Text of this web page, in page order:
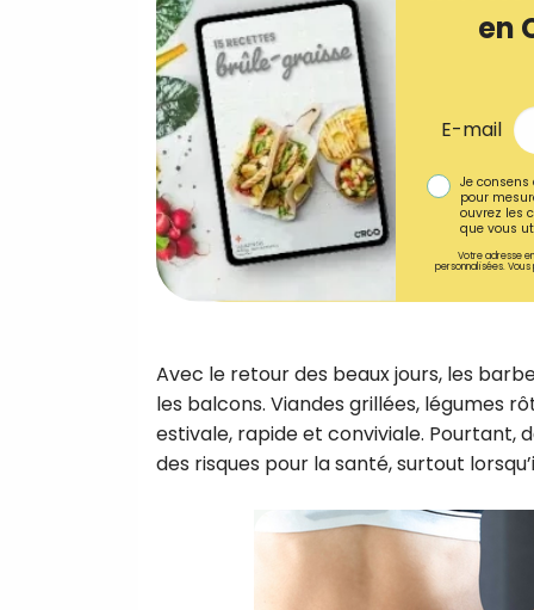
en
E-mail
Je
pour
ouvrez les
que vous
Votre adresse
personnalisées.
Avec le retour des beaux jours, les
les balcons. Viandes grillées, légumes
estivale, rapide et conviviale.
des risques pour la santé, surtout